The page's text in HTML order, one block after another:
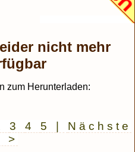
nicht mehr
zum Herunterladen:
3 4 5
Nächste
>